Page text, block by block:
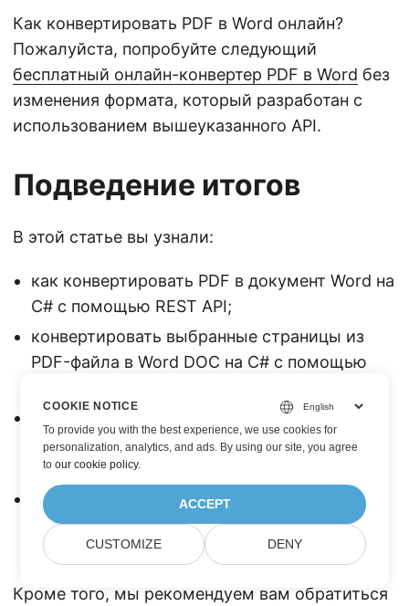
Как конвертировать PDF в Word онлайн?
Пожалуйста, попробуйте следующий
бесплатный онлайн-конвертер PDF в Word без
изменения формата, который разработан с
использованием вышеуказанного API.
Подведение итогов
В этой статье вы узнали:
как конвертировать PDF в документ Word на
C# с помощью REST API;
конвертировать выбранные страницы из
PDF-файла в Word DOC на C# с помощью
определенные страницы PDF в формат
DOCX на C#;
программно загрузить PDF-файл и
загрузить преобразованный файл Word из
облака;
Кроме того, мы рекомендуем вам обратиться
COOKIE NOTICE
To provide you with the best experience, we use cookies for
personalization, analytics, and ads. By using our site, you agree
toour cookie policy.
ACCEPT
CUSTOMIZE DENY